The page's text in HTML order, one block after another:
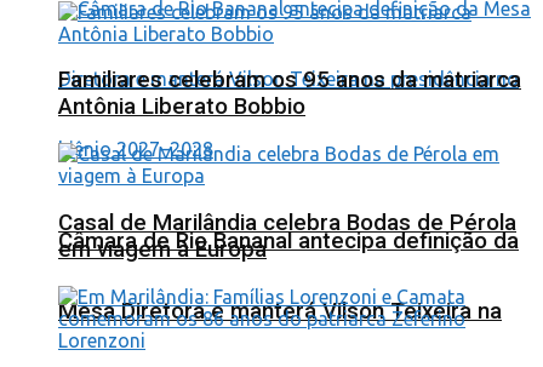
Câmara de Rio Bananal antecipa definição da
Mesa Diretora e manterá Vilson Teixeira na
Familiares celebram os 95 anos da matriarca
Antônia Liberato Bobbio
Casal de Marilândia celebra Bodas de Pérola
em viagem à Europa